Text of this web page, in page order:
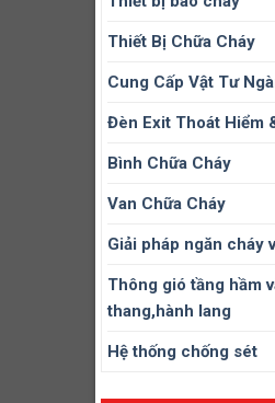
Thiết Bị Chữa Cháy
Cung Cấp Vật Tư
Đèn Exit Thoát Hiểm
Bình Chữa Cháy
Van Chữa Cháy
Giải pháp ngăn cháy
Thông gió tầng hầm
thang,hành lang
Hệ thống chống sét